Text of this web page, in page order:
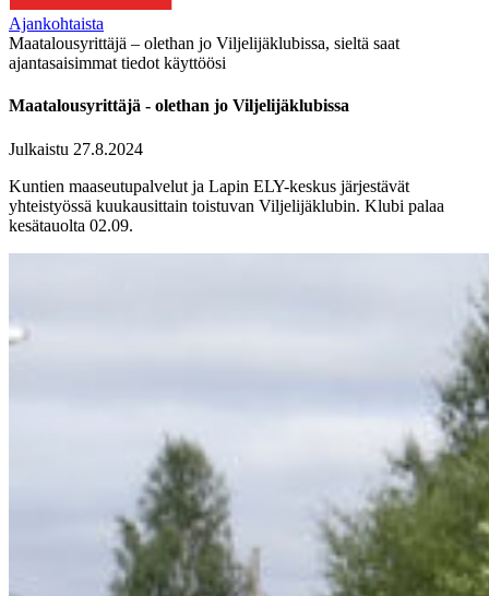
Ajankohtaista
Maatalousyrittäjä – olethan jo Viljelijäklubissa, sieltä saat
ajantasaisimmat tiedot käyttöösi
Maatalousyrittäjä - olethan jo Viljelijäklubissa
Julkaistu 27.8.2024
Kuntien maaseutupalvelut ja Lapin ELY-keskus järjestävät
yhteistyössä kuukausittain toistuvan Viljelijäklubin. Klubi palaa
kesätauolta 02.09.